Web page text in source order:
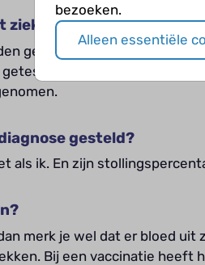
ziekenhuis gegaan?
gestopt heb ik gelijk het
werd. We konden
gesteld?
als ik. En zijn
merk je wel dat er bloed uit
Bij een vaccinatie heeft
bezoeken.
Alleen essentiële